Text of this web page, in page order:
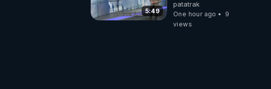
5:49
patatrak
One hour ago
9
views